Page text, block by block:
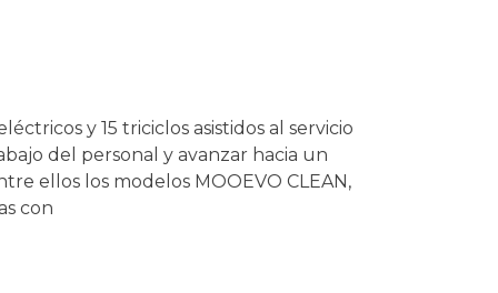
y 15 triciclos asistidos al servicio
del personal y avanzar hacia un
ellos los modelos MOOEVO CLEAN,
con